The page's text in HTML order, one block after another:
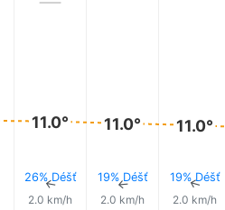
11.0°
26% Déšť
↑
2.0 km/h
11.0°
19% Déšť
↑
2.0 km/h
11.0°
19% Déšť
↑
2.0 km/h